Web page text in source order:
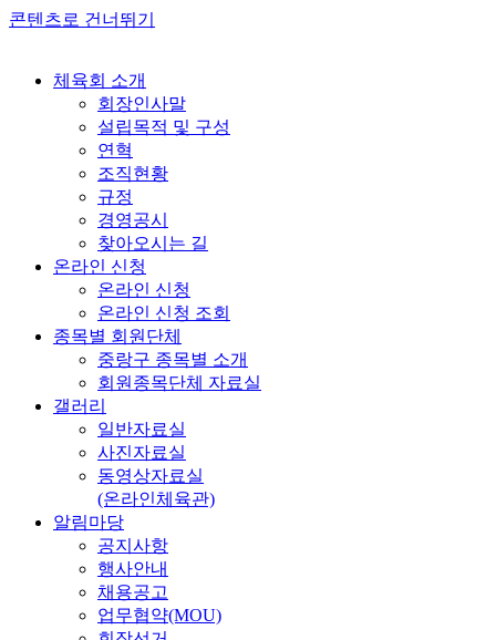
콘텐츠로 건너뛰기
체육회 소개
회장인사말
설립목적 및 구성
연혁
조직현황
규정
경영공시
찾아오시는 길
온라인 신청
온라인 신청
온라인 신청 조회
종목별 회원단체
중랑구 종목별 소개
회원종목단체 자료실
갤러리
일반자료실
사진자료실
동영상자료실
(온라인체육관)
알림마당
공지사항
행사안내
채용공고
업무협약(MOU)